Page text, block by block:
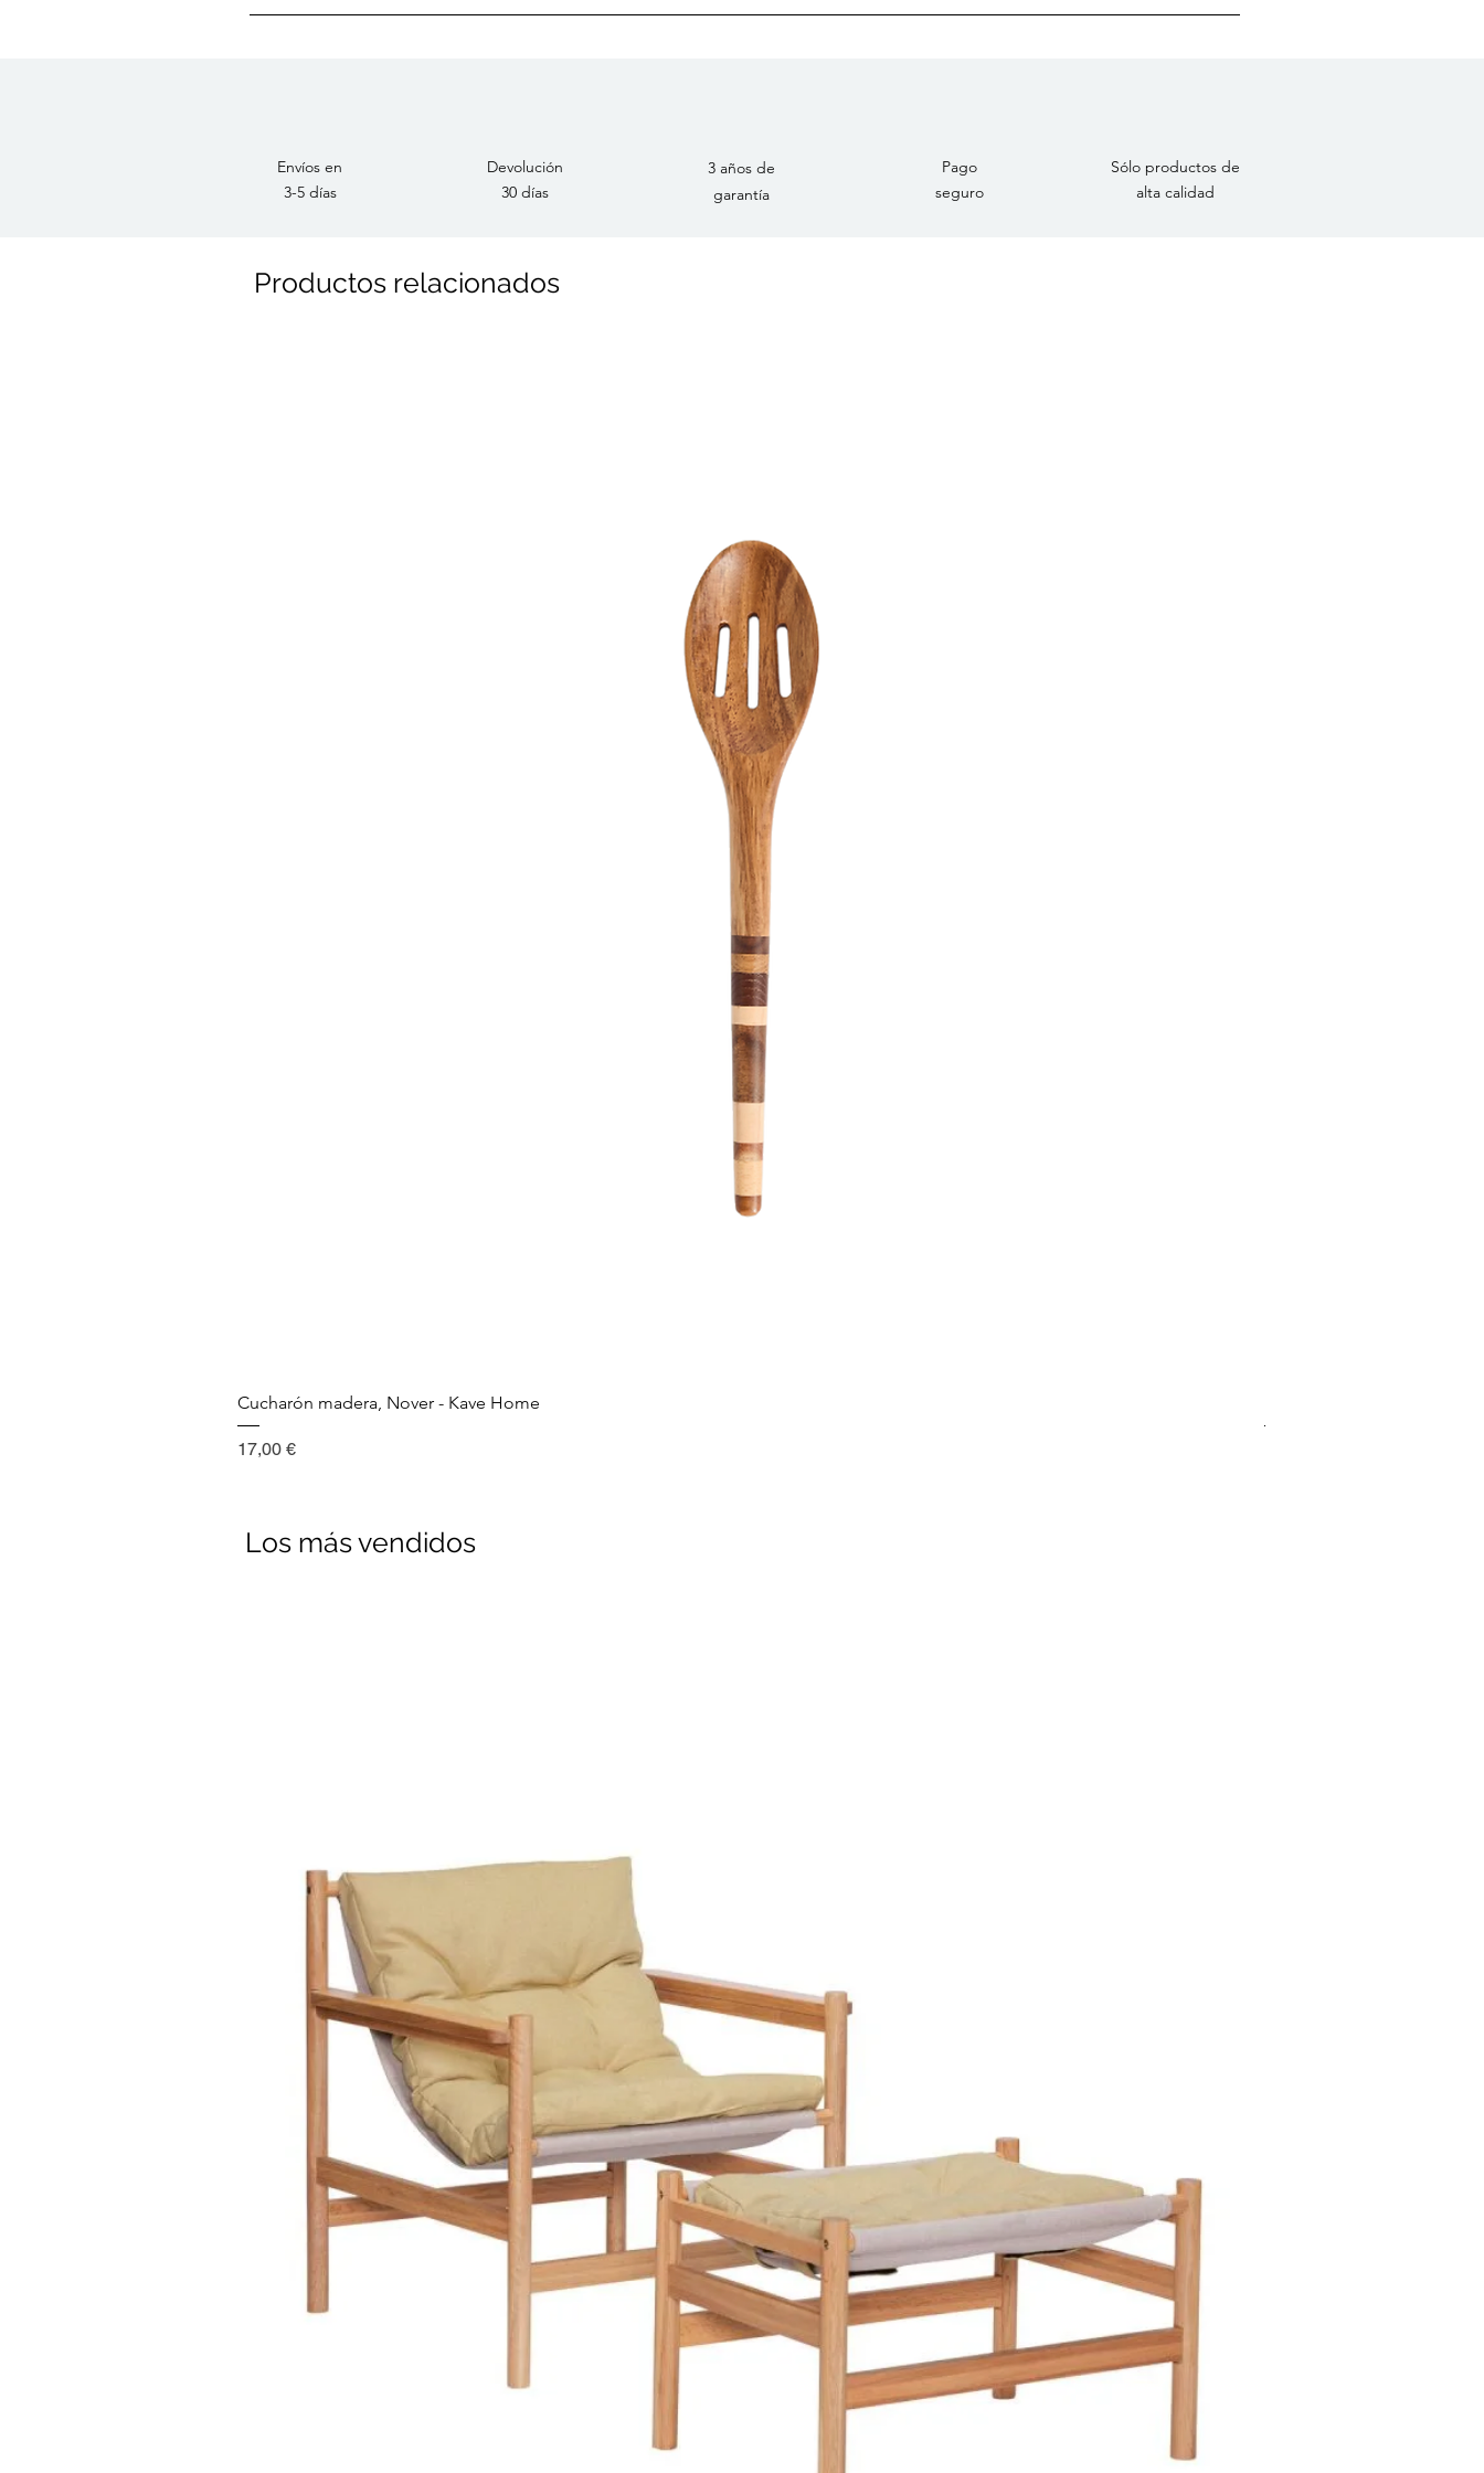
Categoría: Rincón verde
Envíos en
3-5 días
Devolución
30 días
3 años de
garantía
Pago
seguro
Sólo productos de
alta calidad
Productos relacionados
Cucharón madera, Nover - Kave Home
Precio
17,00 €
Los más vendidos